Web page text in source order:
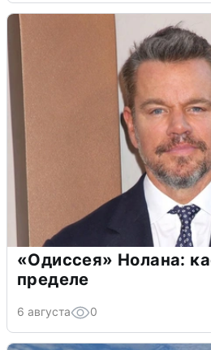
«Одиссея» Нолана:
пределе
6 августа 0